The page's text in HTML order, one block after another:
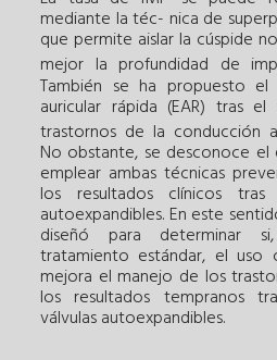
mediante la téc- nica de
que permite aislar la cúspide
mejor la profundidad de
También se ha propuesto
auricular rápida (EAR) tras
trastornos de la conducción
No obstante, se desconoce
emplear ambas técnicas
los resultados clínicos
autoexpandibles. En este
diseñó para determinar
tratamiento estándar, el uso
mejora el manejo de los
los resultados tempranos
válvulas autoexpandibles.